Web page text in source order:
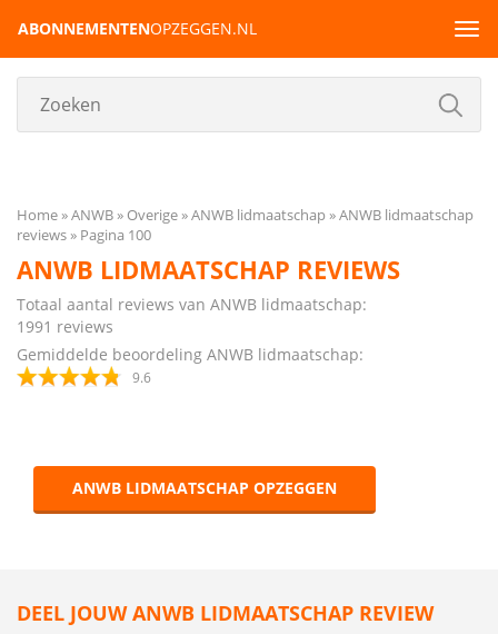
ABONNEMENTENOPZEGGEN.NL
Home ANWB Overige ANWB lidmaatschap
ANWB lidmaatschap
reviews
Pagina 100
ANWB LIDMAATSCHAP REVIEWS
Totaal aantal reviews van ANWB lidmaatschap:
1991 reviews
Gemiddelde beoordeling ANWB lidmaatschap:
9.6
ANWB LIDMAATSCHAP OPZEGGEN
DEEL JOUW ANWB LIDMAATSCHAP REVIEW